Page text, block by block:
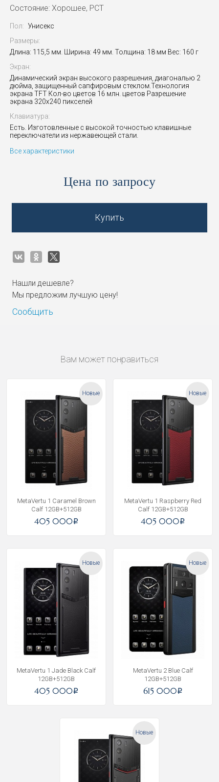
Состояние: Хорошее, РСТ
Пол: Унисекс
Размеры:
Длина: 115,5 мм. Ширина: 49 мм. Толщина: 18 мм Вес: 160 г
Экран:
Динамический экран высокого разрешения, диагональю 2
дюйма, защищенный сапфировым стеклом.Технология
экрана TFT Кол-во цветов 16 млн. цветов Разрешение
экрана 320x240 пикселей
Клавиатура:
Есть. Изготовленные с высокой точностью клавишные
переключатели из нержавеющей стали.
Все характеристики
Цена по запросу
Купить
Нашли дешевле?
Мы предложим лучшую цену!
Сообщить
Вам может понравиться
Новые
MetaVertu 1 Caramel Brown
Calf 12GB+512GB
405 000i
Новые
MetaVertu 1 Raspberry Red
Calf 12GB+512GB
405 000i
Новые
MetaVertu 1 Jade Black Calf
12GB+512GB
405 000i
Новые
MetaVertu 2 Blue Calf
12GB+512GB
615 000i
Новые